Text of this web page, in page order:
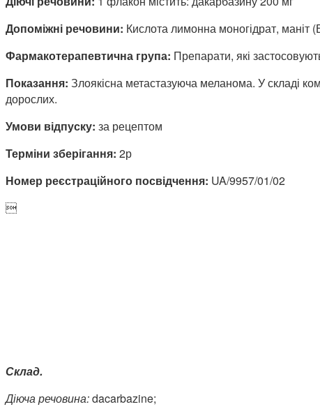
Допоміжні речовини: Кислота лимонна моногідрат, маніт
Фармакотерапевтична група: Препарати, які
Показання: Злоякісна метастазуюча меланома. У складі
дорослих.
Умови відпуску: за рецептом
Терміни зберігання: 2р
Номер реєстраційного посвідчення: UA/9957/01/02

Склад.
Діюча речовина:dacarbazine;